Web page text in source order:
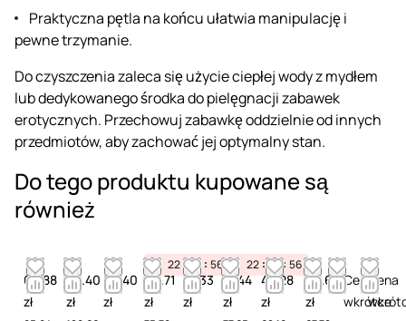
Praktyczna pętla na końcu ułatwia manipulację i
pewne trzymanie.
Do czyszczenia zaleca się użycie ciepłej wody z mydłem
lub dedykowanego środka do pielęgnacji zabawek
erotycznych. Przechowuj zabawkę oddzielnie od innych
przedmiotów, aby zachować jej optymalny stan.
Do tego produktu kupowane są
również
68.88
zł
86.40
zł
86.40
zł
22 10 56
69.71
zł
87.33
zł
22 10 56
71.44
zł
44.28
zł
62.64
zł
Cena
wkrótce
Cena